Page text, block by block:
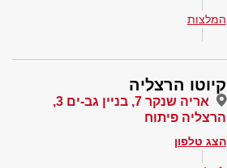
המלצות
קיוטו הרצליה
אריה שנקר 7, בניין גב-ים 3,
הרצליה פיתוח
הצג טלפון